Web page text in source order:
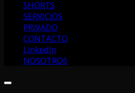
SHORTS
SERVICIOS
PRIVADO
CONTACTO
LinkedIn
NOSOTROS